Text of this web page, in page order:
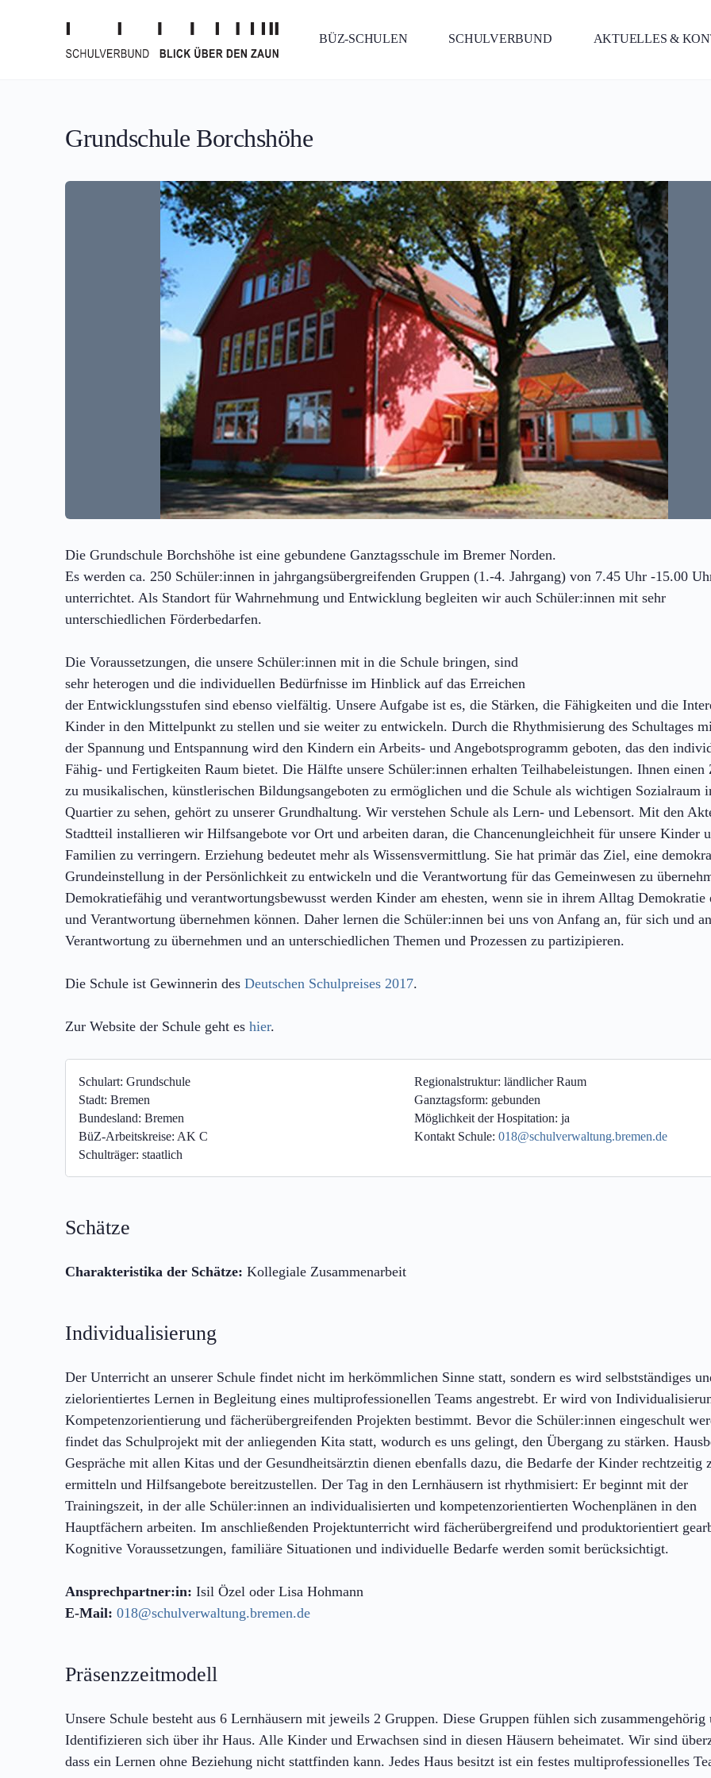
BÜZ-SCHULEN SCHULVERBUND AKTUELLES &
Grundschule Borchshöhe
Die Grundschule Borchshöhe ist eine gebundene Ganztagsschule im Bremer Norden.
Es werden ca. 250 Schüler:innen in jahrgangsübergreifenden Gruppen (1.-4. Jahrgang) von 7.45 Uhr -15.00
unterrichtet. Als Standort für Wahrnehmung und Entwicklung begleiten wir auch Schüler:innen mit sehr
unterschiedlichen Förderbedarfen.
Die Voraussetzungen, die unsere Schüler:innen mit in die Schule bringen, sind
sehr heterogen und die individuellen Bedürfnisse im Hinblick auf das Erreichen
der Entwicklungsstufen sind ebenso vielfältig. Unsere Aufgabe ist es, die Stärken, die Fähigkeiten und die
Kinder in den Mittelpunkt zu stellen und sie weiter zu entwickeln. Durch die Rhythmisierung des Schultages
der Spannung und Entspannung wird den Kindern ein Arbeits- und Angebotsprogramm geboten, das den
Fähig- und Fertigkeiten Raum bietet. Die Hälfte unsere Schüler:innen erhalten Teilhabeleistungen. Ihnen einen
zu musikalischen, künstlerischen Bildungsangeboten zu ermöglichen und die Schule als wichtigen Sozialraum
Quartier zu sehen, gehört zu unserer Grundhaltung. Wir verstehen Schule als Lern- und Lebensort. Mit den
Stadtteil installieren wir Hilfsangebote vor Ort und arbeiten daran, die Chancenungleichheit für unsere Kinder
Familien zu verringern. Erziehung bedeutet mehr als Wissensvermittlung. Sie hat primär das Ziel, eine
Grundeinstellung in der Persönlichkeit zu entwickeln und die Verantwortung für das Gemeinwesen zu
Demokratiefähig und verantwortungsbewusst werden Kinder am ehesten, wenn sie in ihrem Alltag Demokratie
und Verantwortung übernehmen können. Daher lernen die Schüler:innen bei uns von Anfang an, für sich und
Verantwortung zu übernehmen und an unterschiedlichen Themen und Prozessen zu partizipieren.
Die Schule ist Gewinnerin des Deutschen Schulpreises 2017.
Zur Website der Schule geht es hier.
Schulart: Grundschule
Stadt: Bremen
Bundesland: Bremen
BüZ-Arbeitskreise: AK C
Schulträger: staatlich
Regionalstruktur: ländlicher Raum
Ganztagsform: gebunden
Möglichkeit der Hospitation: ja
Kontakt Schule: 018@schulverwaltung.bremen.de
Schätze
Charakteristika der Schätze: Kollegiale Zusammenarbeit
Individualisierung
Der Unterricht an unserer Schule findet nicht im herkömmlichen Sinne statt, sondern es wird selbstständiges
zielorientiertes Lernen in Begleitung eines multiprofessionellen Teams angestrebt. Er wird von
Kompetenzorientierung und fächerübergreifenden Projekten bestimmt. Bevor die Schüler:innen eingeschult
findet das Schulprojekt mit der anliegenden Kita statt, wodurch es uns gelingt, den Übergang zu stärken.
Gespräche mit allen Kitas und der Gesundheitsärztin dienen ebenfalls dazu, die Bedarfe der Kinder rechtzeitig
ermitteln und Hilfsangebote bereitzustellen. Der Tag in den Lernhäusern ist rhythmisiert: Er beginnt mit der
Trainingszeit, in der alle Schüler:innen an individualisierten und kompetenzorientierten Wochenplänen in den
Hauptfächern arbeiten. Im anschließenden Projektunterricht wird fächerübergreifend und produktorientiert
Kognitive Voraussetzungen, familiäre Situationen und individuelle Bedarfe werden somit berücksichtigt.
Ansprechpartner:in: Isil Özel oder Lisa Hohmann
E-Mail: 018@schulverwaltung.bremen.de
Präsenzzeitmodell
Unsere Schule besteht aus 6 Lernhäusern mit jeweils 2 Gruppen. Diese Gruppen fühlen sich zusammengehörig
Identifizieren sich über ihr Haus. Alle Kinder und Erwachsen sind in diesen Häusern beheimatet. Wir sind
dass ein Lernen ohne Beziehung nicht stattfinden kann. Jedes Haus besitzt ist ein festes multiprofessionelles